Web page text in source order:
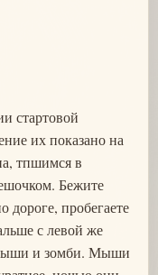
стартовой
их показано на
тпшимся в
Бежите
дороге, пробегаете
с левой же
мыши и зомби. Мыши